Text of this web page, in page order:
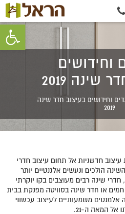
פתח
וחידושים
שינה 2019
וחידושים בעיצוב חדר שינה
2019
חדשניות אל תחום עיצוב חדרי
הולכים ונעשים אלגנטיים יותר
שינה רבים מעוצבים בקו יוקרתי
או חדר שינה בסוויטה מפנקת בבית
אלמנטים משמעותיים לעיצוב עכשווי
אל המאה ה-21.